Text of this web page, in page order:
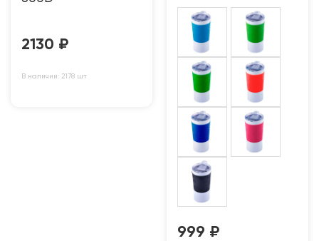
2130 ₽
В наличии: 2178 шт
999 ₽